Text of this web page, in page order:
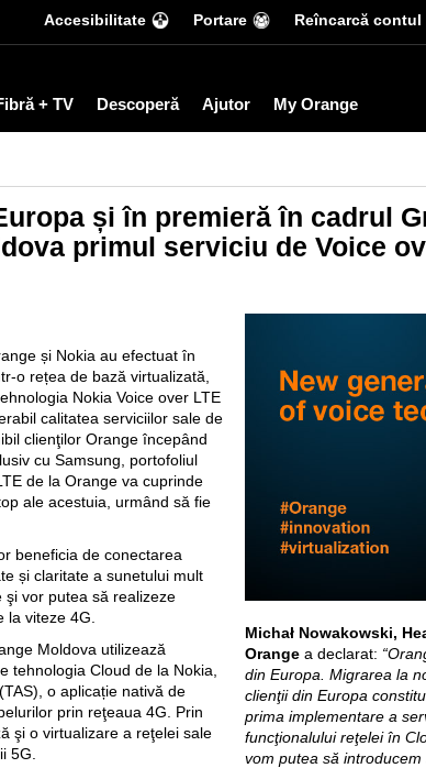
Accesibilitate Portare Reîncarcă contul
+ TV Descoperă Ajutor My Orange
și în premieră în cadrul
primul serviciu de Voice
și Nokia au efectuat în
o rețea de bază virtualizată,
Nokia Voice over LTE
calitatea serviciilor sale de
clienţilor Orange începând
cu Samsung, portofoliul
de la Orange va cuprinde
ale acestuia, urmând să fie
beneficia de conectarea
și claritate a sunetului mult
vor putea să realizeze
viteze 4G.
Moldova utilizează
tehnologia Cloud de la Nokia,
o aplicație nativă de
prin reţeaua 4G. Prin
şi o virtualizare a reţelei sale
5G.
Michał Nowakowski,
Orange a declarat:
din Europa. Migrarea la
clienţii din Europa
prima implementare a
funcţionalului reţelei în
vom putea să